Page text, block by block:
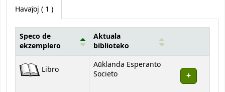
Havaĵoj ( 1 )
Havaĵoj
Speco de
ekzemplero
Aktuala
biblioteko
Libro
Aŭklanda Esperanto
Societo